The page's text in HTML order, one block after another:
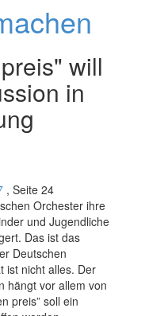
will
in
, Seite 24
Orchester ihre
und Jugendliche
Das ist das
Deutschen
ist nicht alles. Der
hängt vor allem von
preis” soll ein